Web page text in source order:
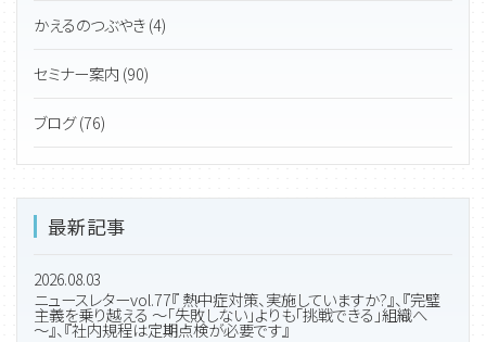
かえるのつぶやき (4)
セミナー案内 (90)
ブログ (76)
最新記事
2026.08.03
ニュースレターvol.77『 熱中症対策、実施していますか?』、『完璧
主義を乗り越える ～「失敗しない」よりも「挑戦できる」組織へ
～』、『社内規程は定期点検が必要です』